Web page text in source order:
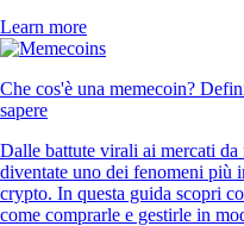
Learn more
Che cos'è una memecoin?
sapere
Dalle battute virali ai mercati
diventate uno dei fenomeni più
crypto. In questa guida scopri
come comprarle e gestirle in